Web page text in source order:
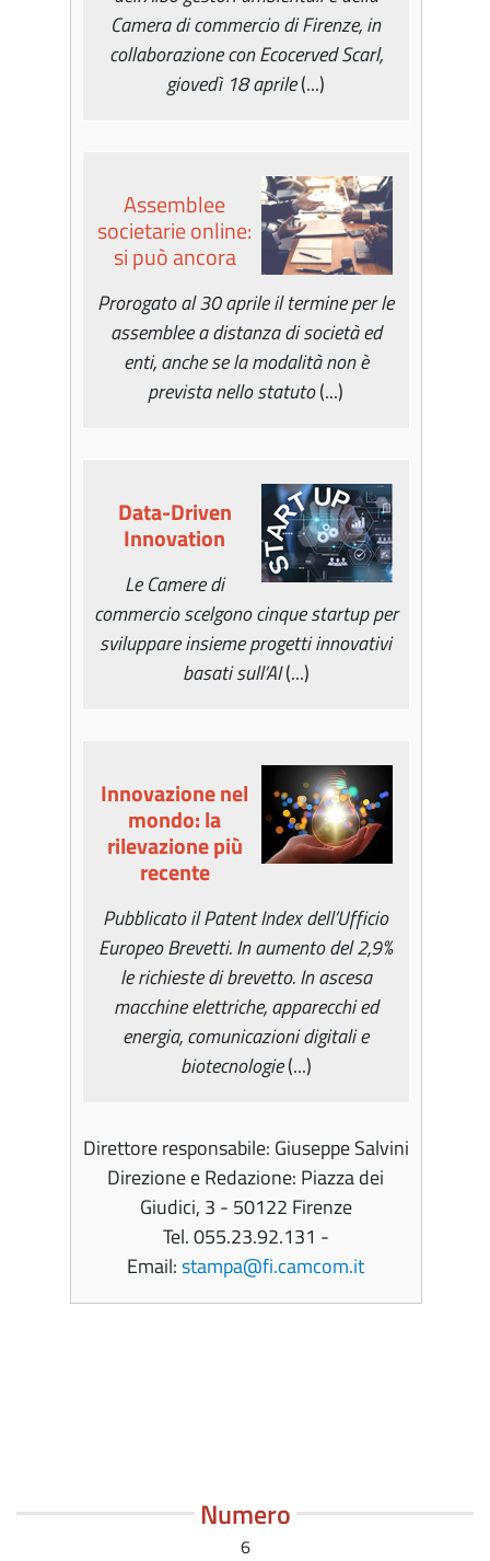
Camera di commercio di Firenze, in
collaborazione con Ecocerved Scarl,
giovedì 18 aprile(...)
Assemblee
societarie online:
si può ancora
Prorogato al 30 aprile il termine per le
assemblee a distanza di società ed
enti, anche se la modalità non è
prevista nello statuto(...)
Data-Driven
Innovation
Le Camere di
commercio scelgono cinque startup per
sviluppare insieme progetti innovativi
basati sull’AI(...)
Innovazione nel
mondo: la
rilevazione più
recente
Pubblicato il Patent Index dell’Ufficio
Europeo Brevetti. In aumento del 2,9%
le richieste di brevetto. In ascesa
macchine elettriche, apparecchi ed
energia, comunicazioni digitali e
biotecnologie(...)
Direttore responsabile: Giuseppe Salvini
Direzione e Redazione: Piazza dei
Giudici, 3 - 50122 Firenze
Tel. 055.23.92.131 -
Email:stampa@fi.camcom.it
Numero
6